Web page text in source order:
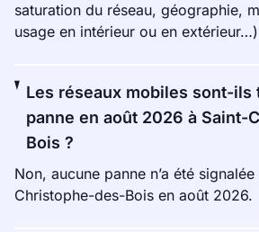
saturation du réseau, géographie,
usage en intérieur ou en
Les réseaux mobiles sont-ils
panne en août 2026 à Saint-
Bois ?
Non, aucune panne n’a été
Christophe-des-Bois en août 2026.